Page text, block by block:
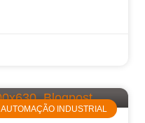
AUTOMAÇÃO INDUSTRIAL